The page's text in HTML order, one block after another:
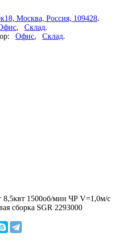
Москва, Россия, 109428.
, Склад.
Офис, Склад.
8,5квт 1500об/мин ЧР V=1,0м/с
сборка SGR 2293000